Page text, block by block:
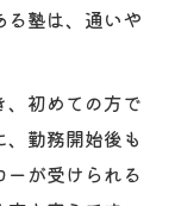
塾は、通いや
初めての方で
勤務開始後も
が受けられる